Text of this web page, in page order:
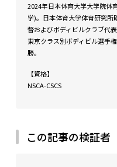
2024年日本体育大学大学院体
学)。日本体育大学体育研究所
督およびボディビルクラブ代
東京クラス別ボディビル選手
勝。
【資格】
NSCA-CSCS
この記事の検証者